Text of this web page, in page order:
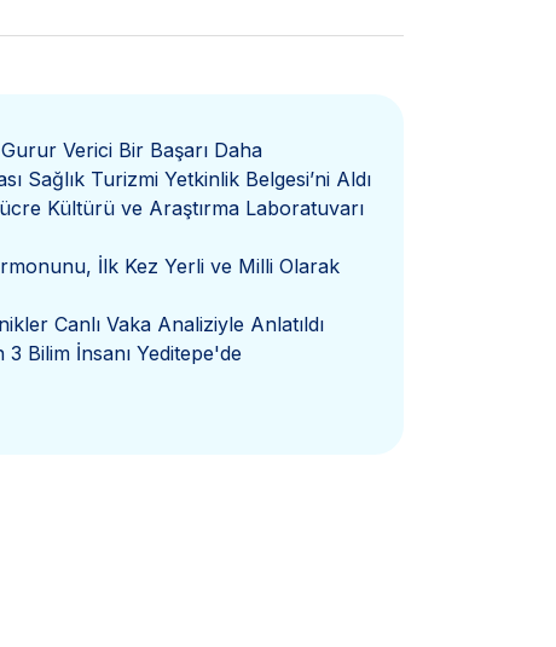
Verici Bir Başarı Daha
Sağlık Turizmi Yetkinlik Belgesi’ni Aldı
Kültürü ve Araştırma Laboratuvarı
İlk Kez Yerli ve Milli Olarak
Canlı Vaka Analiziyle Anlatıldı
3 Bilim İnsanı Yeditepe'de